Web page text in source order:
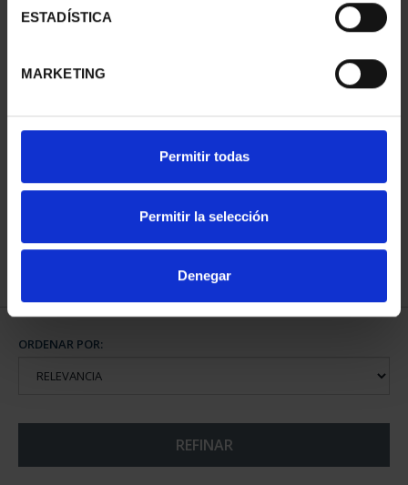
ESTADÍSTICA
MARKETING
Permitir todas
Permitir la selección
Denegar
CANJE 60 EURO 2026
60,00 €
ORDENAR POR:
REFINAR